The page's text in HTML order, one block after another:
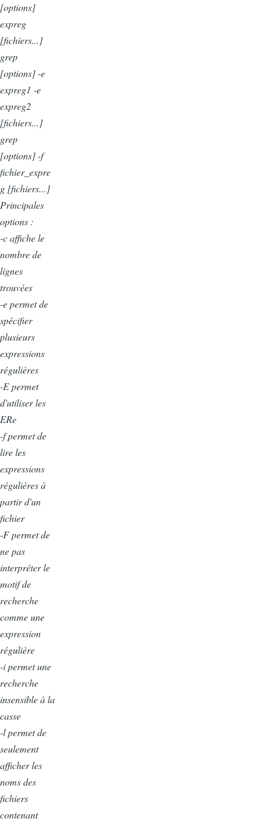
[options]
expreg
[fichiers...]
grep
[options] -e
expreg1 -e
expreg2
[fichiers...]
grep
[options] -f
fichier_expre
g [fichiers...]
Principales
options :
-c affiche le
nombre de
lignes
trouvées
-e permet de
spécifier
plusieurs
expressions
régulières
-E permet
d'utiliser les
ERe
-f permet de
lire les
expressions
régulières à
partir d'un
fichier
-F permet de
ne pas
interpréter le
motif de
recherche
comme une
expression
régulière
-i permet une
recherche
insensible à la
casse
-l permet de
seulement
afficher les
noms des
fichiers
contenant